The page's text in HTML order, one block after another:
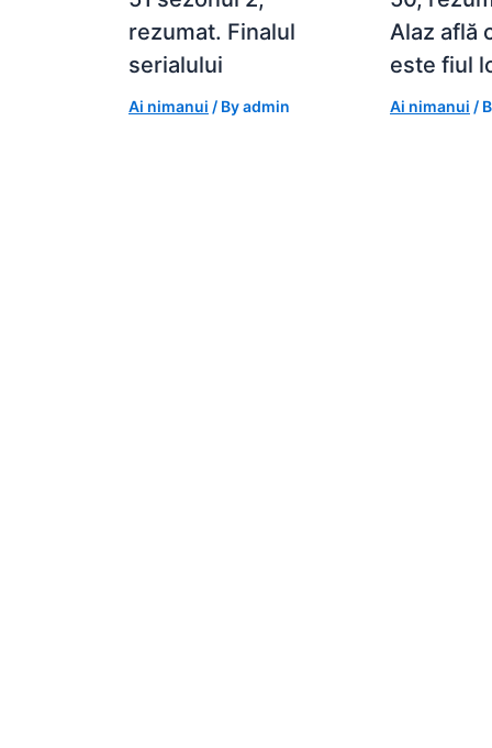
rezumat. Finalul
serialului
Ai nimanui / Byadmin
Alaz află
este fiul
Ai nimanui /